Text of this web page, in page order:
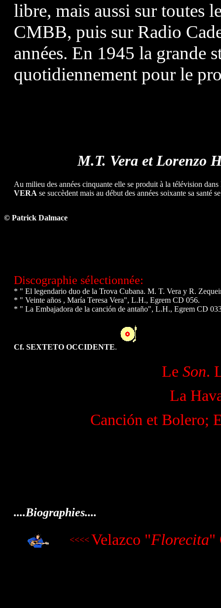
libre, mais aussi sur toutes
CMBB, puis sur Radio
années. En 1945 la grande
quotidiennement pour le
M.T. Vera et Lorenzo
Au milieu des années cinquante elle se produit à la télévision
VERA se succèdent mais au début des années soixante sa santé
© Patrick Dalmace
Discographie sélectionnée:
* " El legendario duo de la Trova Cubana. M. T. Vera y R.
* " Veinte años , María Teresa Vera", L.H., Egrem CD 056.
* " La Embajadora de la canción de antaño", L.H., Egrem CD
Cf. SEXTETO OCCIDENTE.
Le Son.
La
Canción et Bolero;
....Biographies....
<<<< Velazco "Florecita"